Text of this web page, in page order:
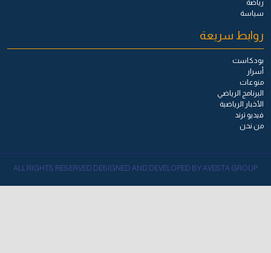
رياضة
سياسة
روابط سريعة
بودكاست
أسرار
منوعات
البرنامج الرياضي
الأخبار الرياضية
فيديو ترند
من نحن
ALL RIGHTS RESERVED DESIGNED AND DEVELOPED BY AVESTA GROUP